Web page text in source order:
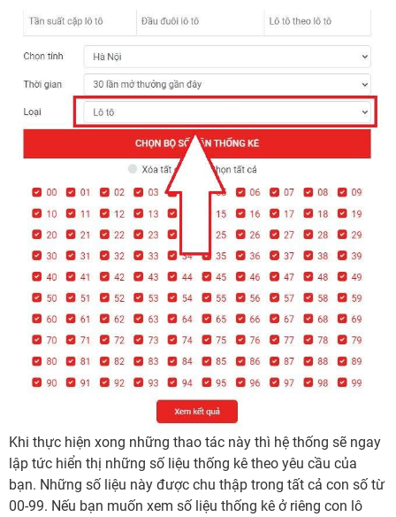
Khi thực hiện xong những thao tác này thì hệ thống sẽ ngay
lập tức hiển thị những số liệu thống kê theo yêu cầu của
bạn. Những số liệu này được chu thập trong tất cả con số từ
00-99. Nếu bạn muốn xem số liệu thống kê ở riêng con lô